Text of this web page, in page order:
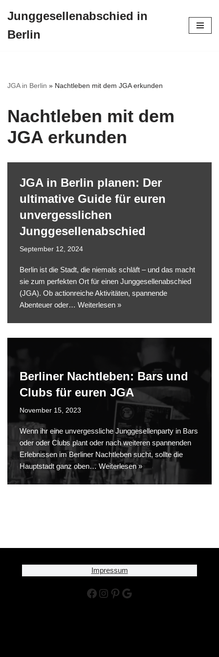
Inhalt
Junggesellenabschied in
Berlin
JGA in Berlin » Nachtleben mit dem JGA erkunden
Nachtleben mit dem
JGA erkunden
JGA in Berlin planen: Der
ultimative Guide für euren
unvergesslichen
Junggesellenabschied
September 12, 2024
Berlin ist die Stadt, die niemals schläft – und das macht
sie zum perfekten Ort für einen Junggesellenabschied
(JGA). Ob actionreiche Aktivitäten, spannende
Abenteuer oder… Weiterlesen »
Berliner Nachtleben: Bars und
Clubs für euren JGA
November 15, 2023
Wenn ihr eine unvergessliche Junggesellenparty in Bars
oder oder Clubs plant oder nach weiteren spannenden
Erlebnissen im Berliner Nachtleben sucht, sollte die
Hauptstadt ganz oben… Weiterlesen »
Impressum